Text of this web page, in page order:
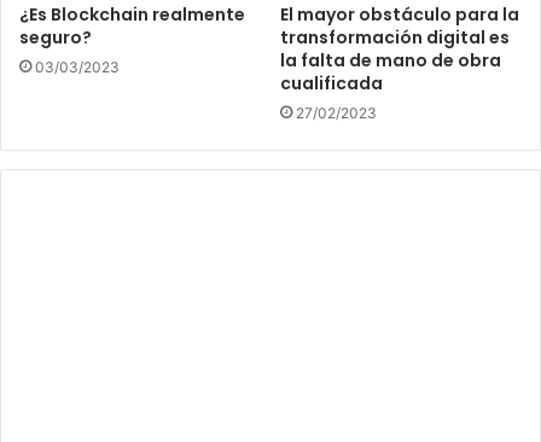
¿Es Blockchain realmente
seguro?
03/03/2023
El mayor obstáculo para la
transformación digital es
la falta de mano de obra
cualificada
27/02/2023